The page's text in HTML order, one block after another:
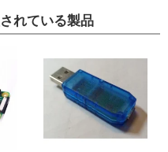
れている製品